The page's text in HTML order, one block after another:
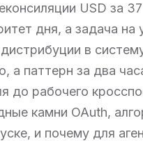
USD за
дня, а задача на
в
а паттерн за два
рабочего
камни OAuth,
и почему для